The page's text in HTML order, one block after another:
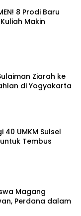
8 Prodi Baru
Makin
Ziarah ke
di Yogyakarta
40 UMKM Sulsel
Tembus
Magang
Perdana dalam